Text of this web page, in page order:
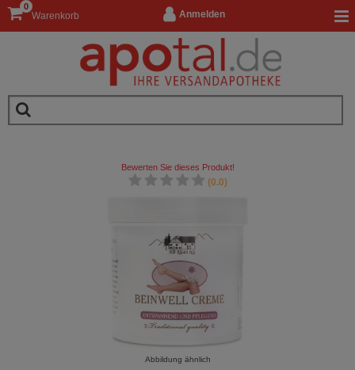
Anmelden
Warenkorb
0
Bewerten Sie dieses Produkt!
(0.0)
Abbildung ähnlich